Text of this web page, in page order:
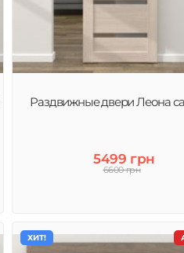
Раздвижные двери Леона
5499 грн
6600 грн
ХИТ!